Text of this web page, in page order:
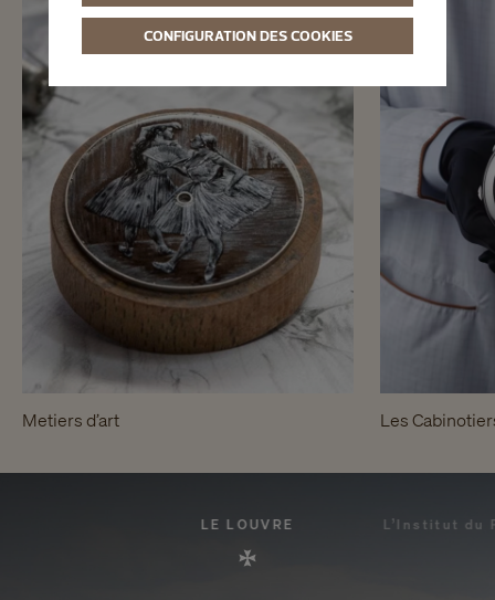
Metiers d’art Les
LE LOUVRE L’Institut du
CONFIGURATION DES COOKIES